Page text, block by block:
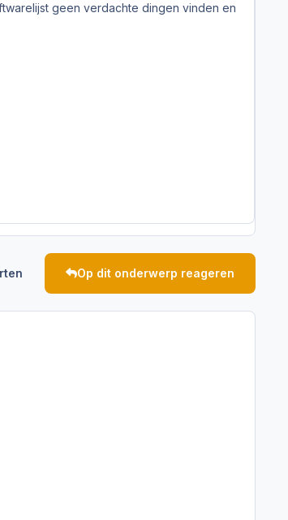
geen verdachte dingen vinden en
Op dit onderwerp reageren